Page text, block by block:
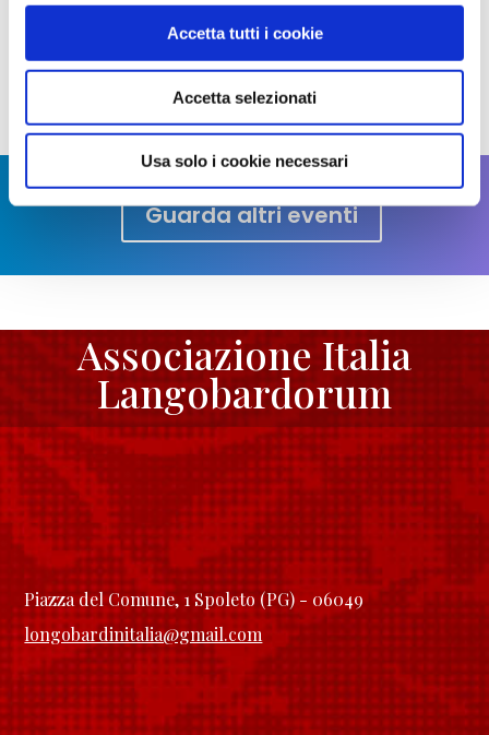
Accetta tutti i cookie
Accetta selezionati
Usa solo i cookie necessari
Condividi:
Condividi
Guarda altri eventi
Associazione Italia
Langobardorum
Piazza del Comune, 1 Spoleto (PG) - 06049
longobardinitalia@gmail.com